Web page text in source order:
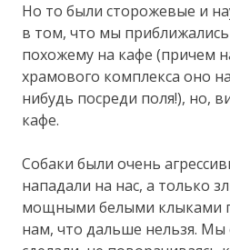
Но то были сторожевые и
в том, что мы
похожему на кафе (причем
храмового комплекса оно
нибудь посреди поля!), но,
кафе.
Собаки были очень
нападали на нас, а только
мощными белыми клыками
нам, что дальше нельзя. Мы